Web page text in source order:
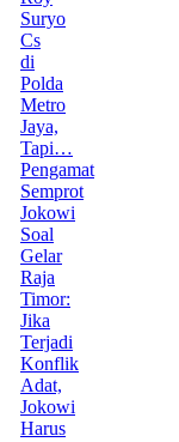
Suryo
Cs
di
Polda
Metro
Jaya,
Tapi…
Pengamat
Semprot
Jokowi
Soal
Gelar
Raja
Timor:
Jika
Terjadi
Konflik
Adat,
Jokowi
Harus